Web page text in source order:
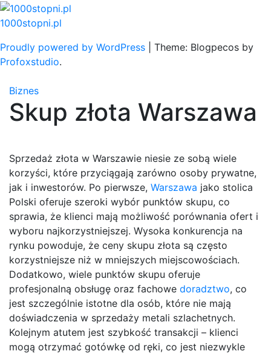
Skip
to
1000stopni.pl
Proudly powered by WordPress
Theme: Blogpecos by
Profoxstudio.
Biznes
Skup złota Warszawa
Sprzedaż złota w Warszawie niesie ze sobą wiele
korzyści, które przyciągają zarówno osoby prywatne,
jak i inwestorów. Po pierwsze, Warszawa jako stolica
Polski oferuje szeroki wybór punktów skupu, co
sprawia, że klienci mają możliwość porównania ofert i
wyboru najkorzystniejszej. Wysoka konkurencja na
rynku powoduje, że ceny skupu złota są często
korzystniejsze niż w mniejszych miejscowościach.
Dodatkowo, wiele punktów skupu oferuje
profesjonalną obsługę oraz fachowe doradztwo, co
jest szczególnie istotne dla osób, które nie mają
doświadczenia w sprzedaży metali szlachetnych.
Kolejnym atutem jest szybkość transakcji – klienci
mogą otrzymać gotówkę od ręki, co jest niezwykle